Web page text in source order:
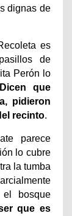
dignas de
es
de
Perón lo
Dicen que
pidieron
recinto.
parece
lo cubre
la tumba
el bosque
que es